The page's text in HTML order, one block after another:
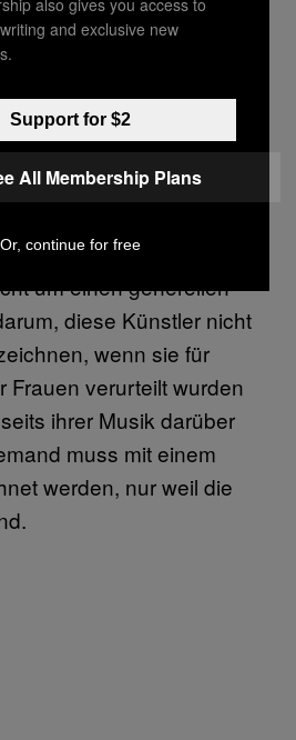
unproblematischen
für die sich die
einem Award
nur weil die
Zensur der Musik
um einen generellen
diese Künstler nicht
wenn sie für
Frauen verurteilt wurden
ihrer Musik darüber
muss mit einem
werden, nur weil die
and exclusive new
Support for $2
All Membership Plans
Or, continue for free